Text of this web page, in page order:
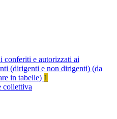
conferiti e autorizzati ai
(dirigenti e non dirigenti) (da
in tabelle) 1
collettiva